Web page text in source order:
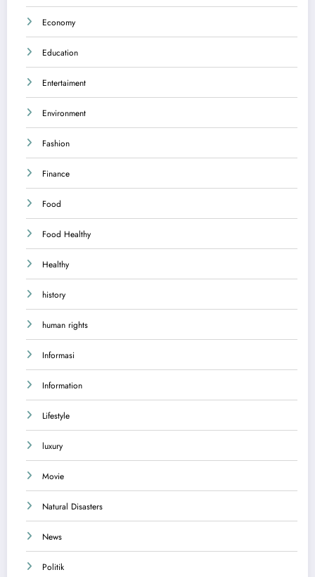
Economy
Education
Entertaiment
Environment
Fashion
Finance
Food
Food Healthy
Healthy
history
human rights
Informasi
Information
Lifestyle
luxury
Movie
Natural Disasters
News
Politik